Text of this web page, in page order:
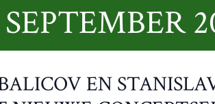
EN